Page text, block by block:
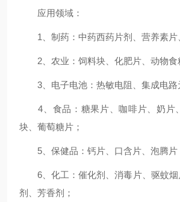
应用领域：
1、制药：中药西药片剂、营养素片
2、农业：饲料块、化肥片、动物食
3、电子电池：热敏电阻、集成电路
4、食品：糖果片、咖啡片、奶片
块、葡萄糖片；
5、保健品：钙片、口含片、泡腾片
6、化工：催化剂、消毒片、驱蚊烟
剂、芳香剂；